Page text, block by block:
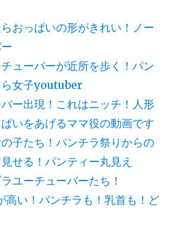
おっぱいの形がきれい！ノー
ューバーが近所を歩く！パン
ら女子youtuber
ー出現！これはニッチ！人形
いをあげるママ役の動画です
子たち！パンチラ祭りからの
せる！パンティー丸見え
ユーチューバーたち！
い！パンチラも！乳首も！ど